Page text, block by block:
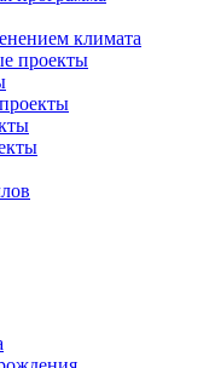
климата
проекты